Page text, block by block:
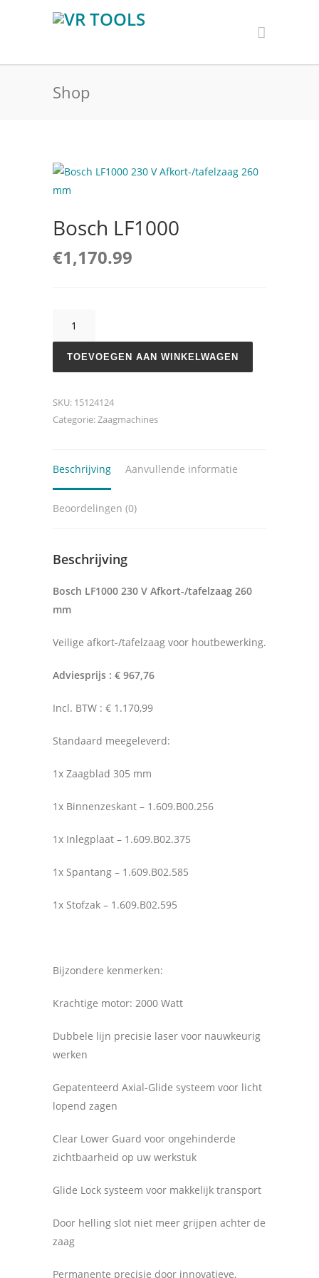
Shop
Bosch LF1000
€1,170.99
aantal
TOEVOEGEN AAN WINKELWAGEN
SKU: 15124124
Categorie:Zaagmachines
Beschrijving Aanvullende informatie
Beoordelingen (0)
Beschrijving
Bosch LF1000 230 V Afkort-/tafelzaag 260
mm
Veilige afkort-/tafelzaag voor houtbewerking.
Adviesprijs : € 967,76
Incl. BTW : € 1.170,99
Standaard meegeleverd:
1x Zaagblad 305 mm
1x Binnenzeskant – 1.609.B00.256
1x Inlegplaat – 1.609.B02.375
1x Spantang – 1.609.B02.585
1x Stofzak – 1.609.B02.595
Bijzondere kenmerken:
Krachtige motor: 2000 Watt
Dubbele lijn precisie laser voor nauwkeurig
werken
Gepatenteerd Axial-Glide systeem voor licht
lopend zagen
Clear Lower Guard voor ongehinderde
zichtbaarheid op uw werkstuk
Glide Lock systeem voor makkelijk transport
Door helling slot niet meer grijpen achter de
zaag
Permanente precisie door innovatieve,